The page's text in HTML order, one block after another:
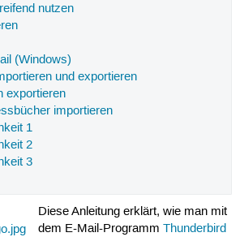
nutzen
(Windows)
und exportieren
exportieren
importieren
1
2
3
Diese Anleitung erklärt, wie man mit
dem E-Mail-ProgrammThunderbird